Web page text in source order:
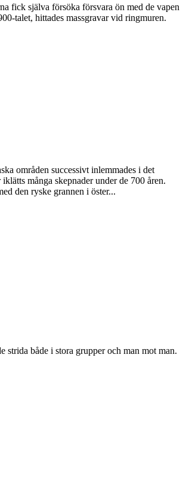
fick själva försöka försvara ön med de vapen
talet, hittades massgravar vid ringmuren.
områden successivt inlemmades i det
många skepnader under de 700 åren.
den ryske grannen i öster...
både i stora grupper och man mot man.